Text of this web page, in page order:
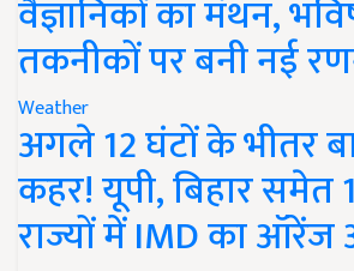
वैज्ञानिकों का मंथन,
तकनीकों पर बनी नई
Weather
अगले 12 घंटों के भीतर
कहर! यूपी, बिहार समेत
राज्यों में IMD का ऑरेंज